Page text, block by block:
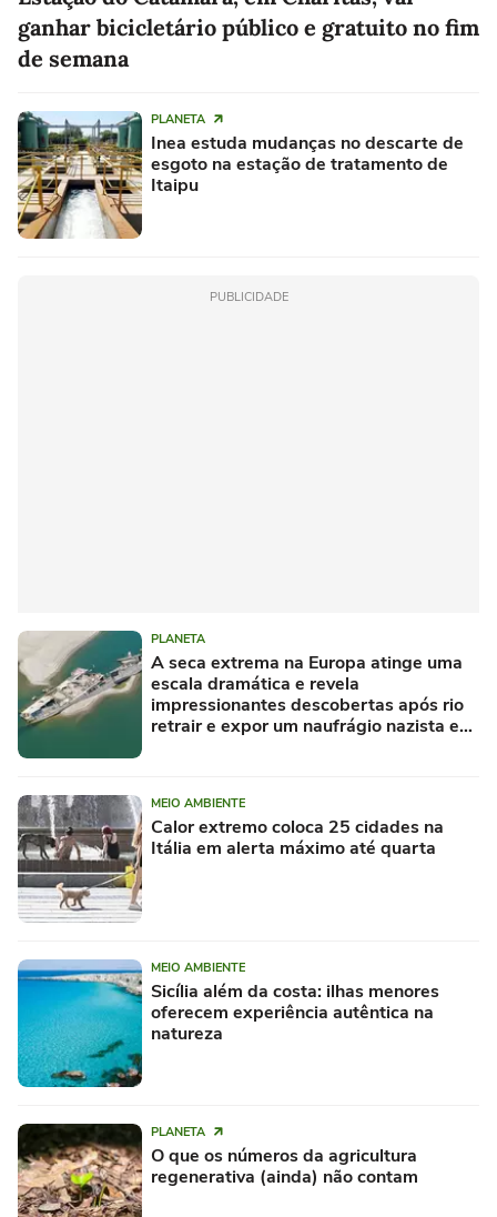
ganhar bicicletário público e gratuito no fim
de semana
PLANETA
Inea estuda mudanças no descarte de
esgoto na estação de tratamento de
Itaipu
PUBLICIDADE
PLANETA
A seca extrema na Europa atinge uma
escala dramática e revela
impressionantes descobertas após rio
retrair e expor um naufrágio nazista e
MEIO AMBIENTE
Calor extremo coloca 25 cidades na
Itália em alerta máximo até quarta
MEIO AMBIENTE
Sicília além da costa: ilhas menores
oferecem experiência autêntica na
natureza
PLANETA
O que os números da agricultura
regenerativa (ainda) não contam